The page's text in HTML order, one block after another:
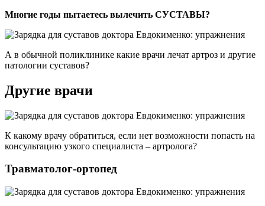
Многие годы пытаетесь вылечить СУСТАВЫ?
А в обычной поликлинике какие врачи лечат артроз и другие
патологии суставов?
Другие врачи
К какому врачу обратиться, если нет возможности попасть на
консультацию узкого специалиста – артролога?
Травматолог-ортопед